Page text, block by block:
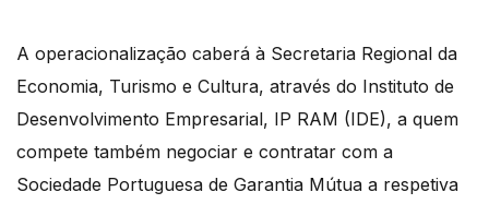
A operacionalização caberá à Secretaria Regional da
Economia, Turismo e Cultura, através do Instituto de
Desenvolvimento Empresarial, IP RAM (IDE), a quem
compete também negociar e contratar com a
Sociedade Portuguesa de Garantia Mútua a respetiva